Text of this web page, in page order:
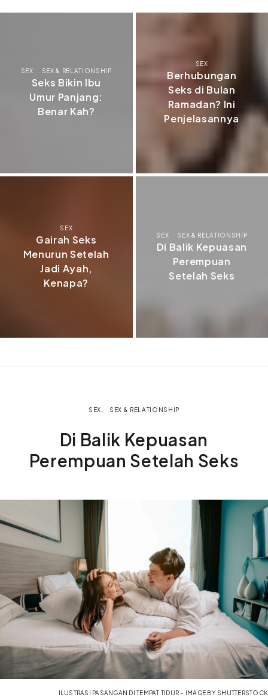
SEX SEX & RELATIONSHIP
Seks Bikin Ibu
Umur Panjang:
Benar Kah?
SEX
Berhubungan
Seks di Bulan
Ramadan? Ini
Penjelasannya
SEX
Gairah Seks
Menurun Setelah
Jadi Ayah,
Kenapa?
SEX SEX & RELATIONSHIP
Di Balik Kepuasan
Perempuan
Setelah Seks
SEX SEX & RELATIONSHIP
Di Balik Kepuasan
Perempuan Setelah Seks
ILUSTRASI PASANGAN DI TEMPAT TIDUR – IMAGE BY SHUTTERSTOCK